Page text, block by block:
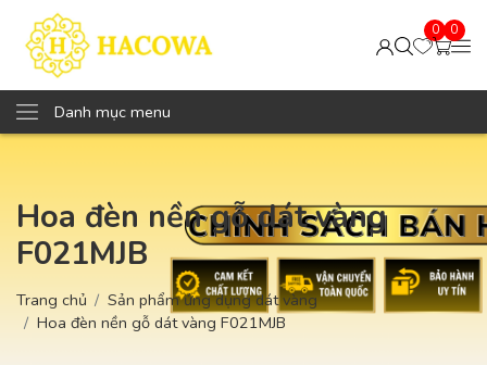
0 0
Danh mục menu
Hoa đèn nền gỗ dát vàng
F021MJB
Trang chủ
Sản phẩm ứng dụng dát vàng
Hoa đèn nền gỗ dát vàng F021MJB